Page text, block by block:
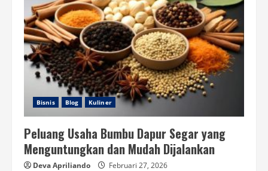
Bisnis Blog Kuliner
Peluang Usaha Bumbu Dapur Segar yang
Menguntungkan dan Mudah Dijalankan
Deva Apriliando Februari 27, 2026